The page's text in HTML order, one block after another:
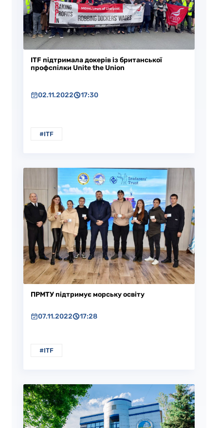
ITF підтримала докерів із британської
профспілки Unite the Union
02.11.2022 17:30
#ITF
ПРМТУ підтримує морську освіту
07.11.2022 17:28
#ITF